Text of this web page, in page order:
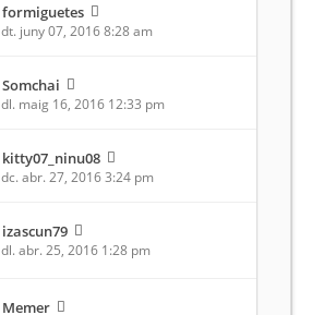
formiguetes
dt. juny 07, 2016 8:28 am
Somchai
dl. maig 16, 2016 12:33 pm
kitty07_ninu08
dc. abr. 27, 2016 3:24 pm
izascun79
dl. abr. 25, 2016 1:28 pm
Memer